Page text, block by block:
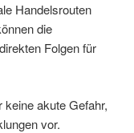
Handelsrouten
die
Folgen für
akute Gefahr,
vor.